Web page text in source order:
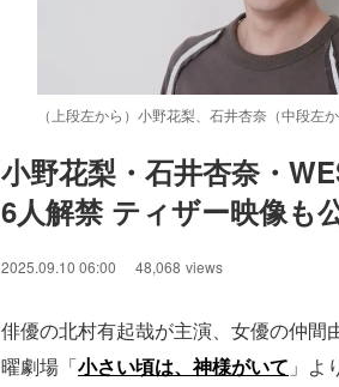
（上段左から）小野花梨、石井杏奈（中段
小野花梨・石井杏奈・
6人解禁 ティザー映像も
2025.09.10 06:00 48,068 views
俳優の北村有起哉が主演、女優の仲
曜劇場「小さい頃は、神様がいて 」